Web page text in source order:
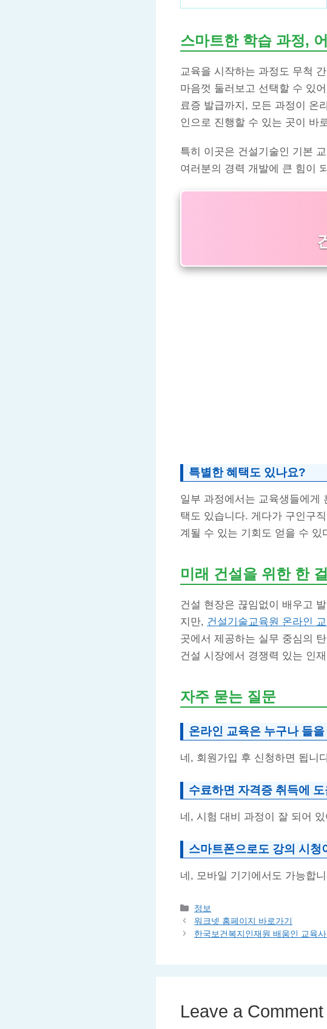
스마트한 학습 과정,
교육을 시작하는 과정도 무척
마음껏 둘러보고 선택할 수 있
료증 발급까지, 모든 과정이 온
인으로 진행할 수 있는 곳이 바로
특히 이곳은 건설기술인 기본
여러분의 경력 개발에 큰 힘이
특별한 혜택도 있나요?
일부 과정에서는 교육생들에게
택도 있습니다. 게다가 구인구
계될 수 있는 기회도 얻을 수
미래 건설을 위한 한
건설 현장은 끊임없이 배우고
지만, 건설기술교육원 온라인
곳에서 제공하는 실무 중심의
건설 시장에서 경쟁력 있는 인
자주 묻는 질문
온라인 교육은 누구나 들
네, 회원가입 후 신청하면 됩니
수료하면 자격증 취득에
네, 시험 대비 과정이 잘 되어
스마트폰으로도 강의 시청
네, 모바일 기기에서도 가능합
Categories
정보
워크넷 홈페이지 바로가기
한국보건복지인재원 배움인 교육
Leave a Comment